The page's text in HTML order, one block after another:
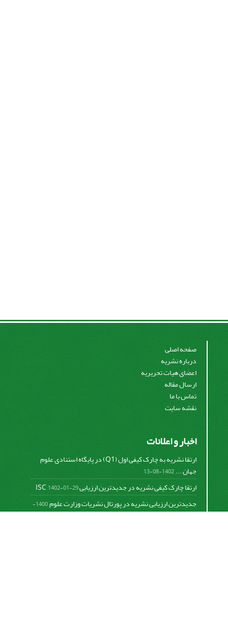
صفحه اصلی
درباره نشریه
اعضای هیات تحریریه
ارسال مقاله
تماس با ما
نقشه سایت
اخبار و اعلانات
ارتقا نشریه به چارک کیفی اول (Q1) در پایگاه استنادی علوم
جهان ...1402-08-13
ارتقا چارک کیفی نشریه در جدیدترین ارزیابی ISC1402-01-29
جدیدترین ارزیابی نشریه در پورتال نشریات وزارت علوم
1400-